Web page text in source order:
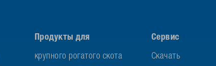
Продукты для
крупного рогатого скота
Сервис
Скачать